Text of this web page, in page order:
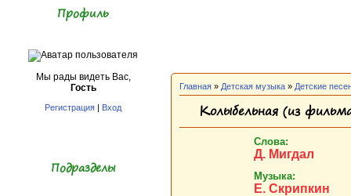
Профиль
Мы рады видеть Вас,
Гость
Регистрация | Вход
Подразделы
Главная » Детская музыка » Детские
Колыбельная (из
Слова:
Д. Мигдал
Музыка:
Е. Скрипкин